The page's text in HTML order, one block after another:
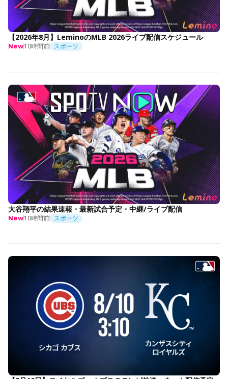
【2026年8月】LeminoのMLB 2026ライブ配信スケジュール
New10時間前 スポーツ
大谷翔平の結果速報・最新試合予定・中継/ライブ配信
New10時間前 スポーツ